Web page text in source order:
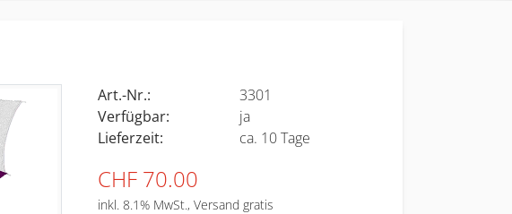
Art.-Nr.:
3301
Verfügbar:
ja
Lieferzeit:
ca. 10 Tage
CHF 70.00
inkl. 8.1% MwSt., Versand gratis